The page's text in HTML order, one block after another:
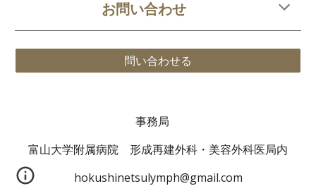
お問い合わせ
問い合わせる
事務局
富山大学附属病院 形成再建外科・美容外科医局内
hokushinetsulymph@gmail.com